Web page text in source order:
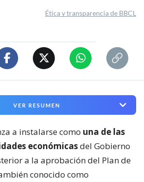
Ética y transparencia de BBCL
VER RESUMEN
a instalarse como una de las
económicasdel Gobierno
a la aprobación del Plan de
conocido como